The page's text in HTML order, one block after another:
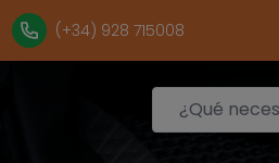
(+34) 928 715008